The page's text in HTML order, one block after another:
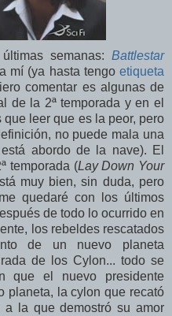
semanas: Battlestar
mí (ya hasta tengo etiqueta
comentar es algunas de
de la 2ª temporada y en el
leer que es la peor, pero
no puede mala una
abordo de la nave). El
temporada (Lay Down Your
muy bien, sin duda, pero
quedaré con los últimos
de todo lo ocurrido en
los rebeldes rescatados
de un nuevo planeta
de los Cylon... todo se
que el nuevo presidente
planeta, la cylon que recató
la que demostró su amor